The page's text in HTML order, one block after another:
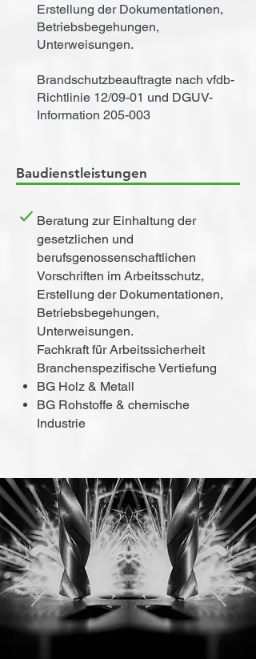
Erstellung der Dokumentationen,
Betriebsbegehungen,
Unterweisungen.
Brandschutzbeauftragte nach vfdb-
Richtlinie 12/09-01 und DGUV-
Information 205-003
Baudienstleistungen
Beratung zur Einhaltung der
gesetzlichen und
berufsgenossenschaftlichen
Vorschriften im Arbeitsschutz,
Erstellung der Dokumentationen,
Betriebsbegehungen,
Unterweisungen.
Fachkraft für Arbeitssicherheit
Branchenspezifische Vertiefung
BG Holz & Metall
BG Rohstoffe & chemische
Industrie